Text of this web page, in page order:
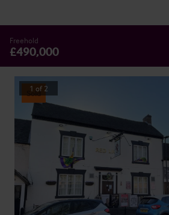
Freehold
£490,000
Sold
1 of 2